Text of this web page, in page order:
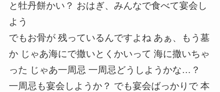
と牡丹餅かい？ おはぎ、みんなで食べて宴会し
よう
でもお骨が 残っているんですよね あぁ、もう墓
か じゃあ海にで撒いとくかいって 海に撒いちゃ
った じゃあ一周忌 一周忌どうしようかな…？
一周忌も宴会しようか？ でも宴会ばっかりで 本